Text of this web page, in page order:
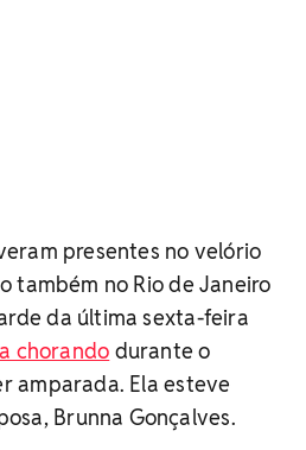
presentes no velório
também no Rio de Janeiro
da última sexta-feira
chorando durante o
amparada. Ela esteve
Brunna Gonçalves.